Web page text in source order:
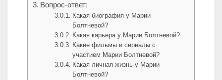
Вопрос-ответ:
Какая биография у Марии
Болтневой?
Какая карьера у Марии Болтневой?
Какие фильмы и сериалы с
участием Марии Болтневой?
Какая личная жизнь у Марии
Болтневой?